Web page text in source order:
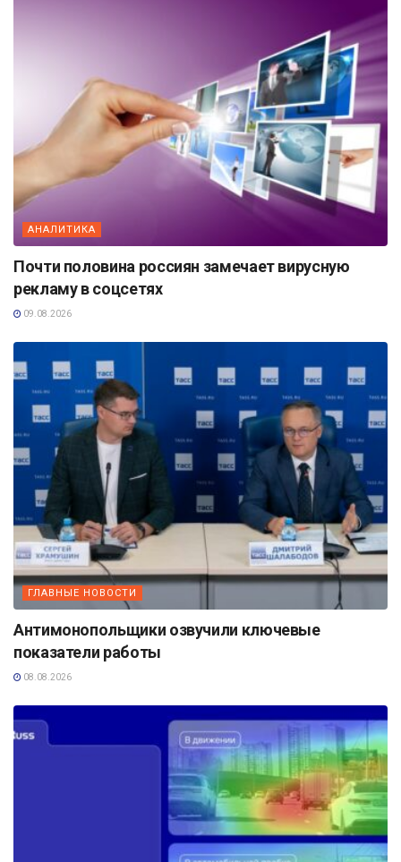
АНАЛИТИКА
Почти половина россиян замечает вирусную
рекламу в соцсетях
09.08.2026
ГЛАВНЫЕ НОВОСТИ
Антимонопольщики озвучили ключевые
показатели работы
08.08.2026